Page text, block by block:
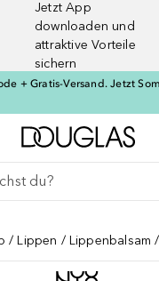
Jetzt App
downloaden und
attraktive Vorteile
sichern
+ Gratis-Versand. Jetzt
Kundenkonto
Zur
Lippen Lippenbalsam